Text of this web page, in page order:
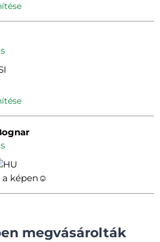
a képen☺️
megvásárolták